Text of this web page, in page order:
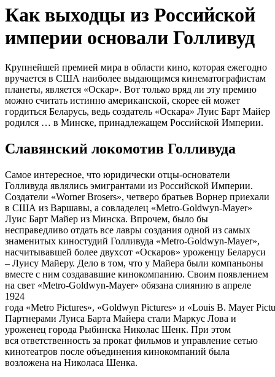
Как выходцы из Российской
империи основали Голливуд
Крупнейшей премией мира в области кино, которая ежегодно
вручается в США наиболее выдающимся кинематографистам
планеты, является «Оскар». Вот только вряд ли эту премию
можно считать истинно американской, скорее ей может
гордиться Беларусь, ведь создатель «Оскара» Луис Барт Майер
родился … в Минске, принадлежащем Российской Империи.
Славянский локомотив Голливуда
Самое интересное, что юридически отцы-основатели
Голливуда являлись эмигрантами из Российской Империи.
Создатели «Worner Brosers», четверо братьев Ворнер приехали
в США из Варшавы, а совладелец «Metro-Goldwyn-Mayer»
Луис Барт Майер из Минска. Впрочем, было бы
несправедливо отдать все лавры создания одной из самых
знаменитых киностудий Голливуда «Metro-Goldwyn-Mayer»,
насчитывавшей более двухсот «Оскаров» уроженцу Беларуси
– Луису Майеру. Дело в том, что у Майера были компаньоны
вместе с ним создававшие кинокомпанию. Своим появлением
на свет «Metro-Goldwyn-Mayer» обязана слиянию в апреле
1924
года «Metro Pictures», «Goldwyn Pictures» и «Louis B. Mayer
Партнерами Луиса Барта Майера стали Маркус Лова и
уроженец города Рыбинска Николас Шенк. При этом
вся ответственность за прокат фильмов и управление сетью
кинотеатров после объединения кинокомпаний была
возложена на Николаса Шенка.